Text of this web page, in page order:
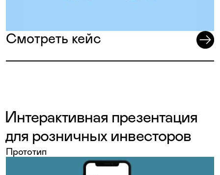
Смотреть кейс
Интерактивная презентация
для розничных инвесторов
Прототип